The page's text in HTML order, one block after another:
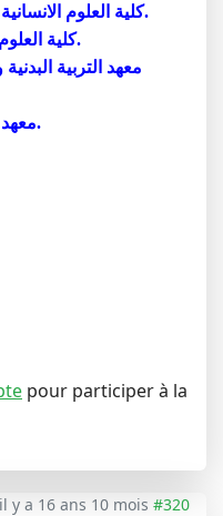
- كلية العلوم الانسانية و الاجتماعية: ملحقة بوزريعة.
- كلية العلوم السياسية: ملحقة بن عكنون.
- معهد الاثار : ملحقة سيدي عبد الله.
pour participer à la
il y a 16 ans 10 mois #320